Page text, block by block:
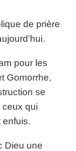
de prière
pour les
Gomorrhe,
se
ceux qui
enfuis.
Dieu une